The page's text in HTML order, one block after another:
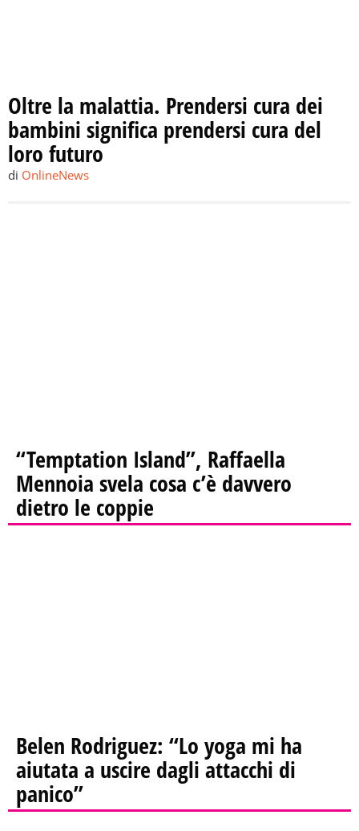
Oltre la malattia. Prendersi cura dei
bambini significa prendersi cura del
loro futuro
di OnlineNews
“Temptation Island”, Raffaella
Mennoia svela cosa c’è davvero
dietro le coppie
Belen Rodriguez: “Lo yoga mi ha
aiutata a uscire dagli attacchi di
panico”